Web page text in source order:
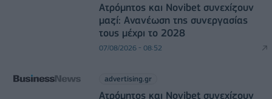
Ατρόμητος και Novibet συνεχίζουν
μαζί: Ανανέωση της συνεργασίας
τους μέχρι το 2028
07/08/2026 - 08:52
advertising.gr
Ατρόμητος και Novibet συνεχίζουν